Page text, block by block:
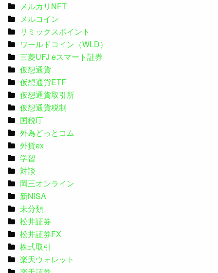
メルカリNFT
メルコイン
リミックスポイント
ワールドコイン（WLD）
三菱UFJ eスマート証券
仮想通貨
仮想通貨ETF
仮想通貨取引所
仮想通貨税制
国税庁
外為どっとコム
外貨ex
学習
対談
岡三オンライン
新NISA
未分類
松井証券
松井証券FX
株式取引
楽天ウォレット